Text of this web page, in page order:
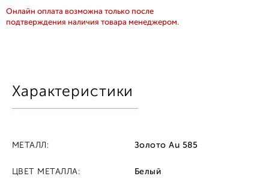
Онлайн оплата возможна только после
подтверждения наличия товара менеджером.
Характеристики
МЕТАЛЛ: Золото Au 585
ЦВЕТ МЕТАЛЛА: Белый